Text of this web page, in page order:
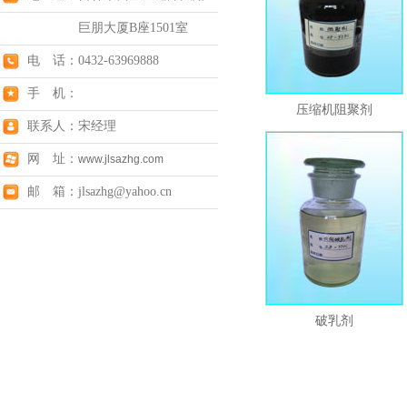
巨朋大厦B座1501室
电 话：0432-63969888
手 机：
联系人：宋经理
网 址： www.jlsazhg.com
邮 箱：jlsazhg@yahoo.cn
压缩机阻聚剂
破乳剂